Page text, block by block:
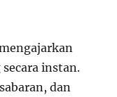
instan.
dan